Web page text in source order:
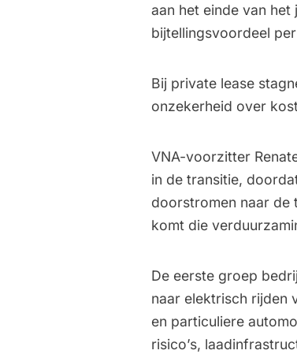
aan het einde van
bijtellingsvoordeel
Bij private lease
onzekerheid over
VNA-voorzitter
in de transitie,
doorstromen naar de
komt die
De eerste groep
naar elektrisch rijden
en particuliere
risico’s,